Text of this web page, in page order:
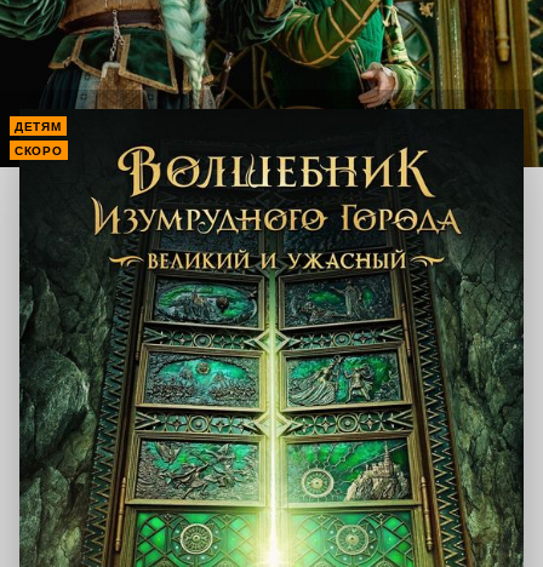
ДЕТЯМ
СКОРО